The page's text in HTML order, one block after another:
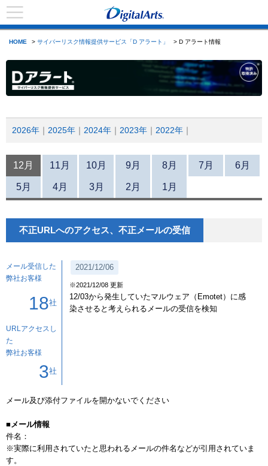
HOME > サイバーリスク情報提供サービス「D アラート」 > D アラート情報
2026年 2025年 2024年 2023年 2022年
12月 11月 10月 9月 8月 7月 6月
5月 4月 3月 2月 1月
不正URLへのアクセス、不正メールの受信
メール受信した
弊社お客様
18社
URLアクセスし
た
弊社お客様
3社
2021/12/06
※2021/12/08 更新
12/03から発生していたマルウェア（Emotet）に感
染させると考えられるメールの受信を検知
メール及び添付ファイルを開かないでください
■メール情報
件名：
※実際に利用されていたと思われるメールの件名などが引用されていま
す。